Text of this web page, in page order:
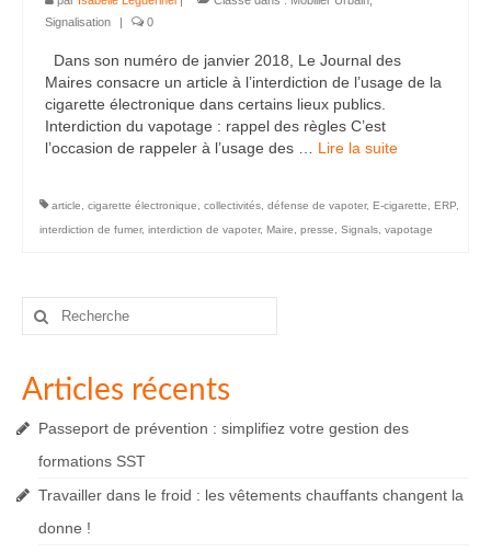
Signalisation
| 0
Dans son numéro de janvier 2018, Le Journal des
Maires consacre un article à l’interdiction de l’usage de la
cigarette électronique dans certains lieux publics.
Interdiction du vapotage : rappel des règles C’est
l’occasion de rappeler à l’usage des … Lire la suite­­
article cigarette électronique collectivités défense de vapoter, E-cigarette ERP
interdiction de fumer, interdiction de vapoter, Maire presse Signals vapotage
Rechercher
Articles récents
Passeport de prévention : simplifiez votre gestion des
formations SST
Travailler dans le froid : les vêtements chauffants changent la
donne !